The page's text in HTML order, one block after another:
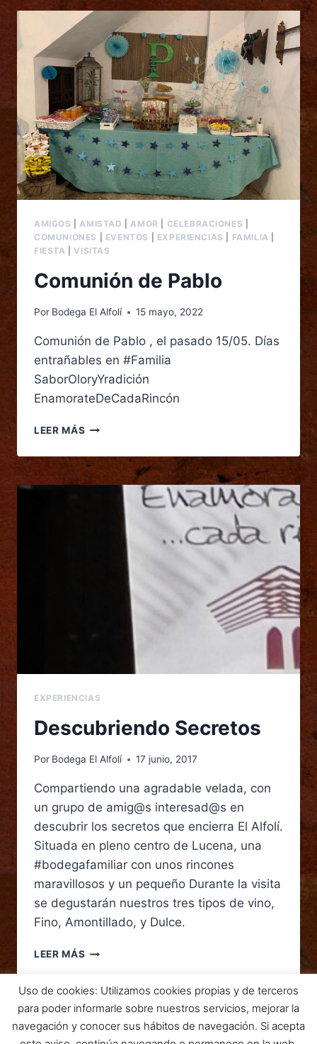
AMIGOS AMISTAD AMOR CELEBRACIONES
COMUNIONES
EVENTOS EXPERIENCIAS FAMILIA
FIESTA
|VISITAS
Comunión de Pablo
Por Bodega El Alfolí 15 mayo, 2022
Comunión de Pablo , el pasado 15/05. Días
entrañables en #Familia
SaborOloryYradición
EnamorateDeCadaRincón
LEER MÁS
EXPERIENCIAS
Descubriendo Secretos
Por Bodega El Alfolí 17 junio, 2017
Compartiendo una agradable velada, con
un grupo de amig@s interesad@s en
descubrir los secretos que encierra El Alfolí.
Situada en pleno centro de Lucena, una
#bodegafamiliar con unos rincones
maravillosos y un pequeño Durante la visita
se degustarán nuestros tres tipos de vino,
Fino, Amontillado, y Dulce.
LEER MÁS
Uso de cookies: Utilizamos cookies propias y de terceros
para poder informarle sobre nuestros servicios, mejorar la
navegación y conocer sus hábitos de navegación. Si acepta